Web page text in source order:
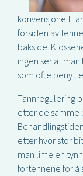
konvensjonell
forsiden av
bakside.
ingen ser at
som ofte
Tannregulering
etter de samme
etter hvor stor
man lime en
fortennene for å